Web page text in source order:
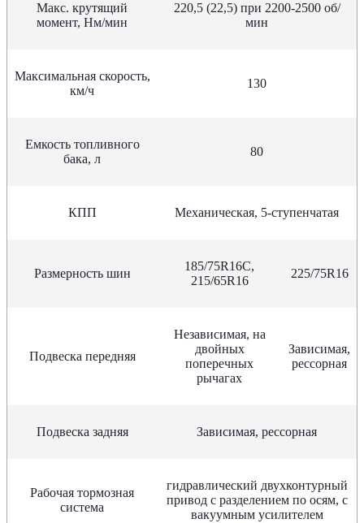
Макс. крутящий
момент, Нм/мин
220,5 (22,5) при 2200-2500 об/
мин
Максимальная скорость,
км/ч
130
Емкость топливного
бака, л
80
КПП Механическая, 5-ступенчатая
Размерность шин
185/75R16C,
215/65R16
225/75R16
Подвеска передняя
Независимая, на
двойных
поперечных
рычагах
Зависимая,
рессорная
Подвеска задняя Зависимая, рессорная
Рабочая тормозная
система
гидравлический двухконтурный
привод с разделением по осям, с
вакуумным усилителем